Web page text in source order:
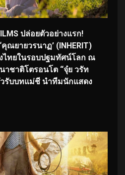
ปล่อยตัวอย่างแรก!
ณยายวรนาฏ’ (INHERIT)
ไทยในรอบปฐมทัศน์โลก ณ
าชาติโตรอนโต “จุ๋ย วรัท
รับบทแม่ชี นำทีมนักแสดง